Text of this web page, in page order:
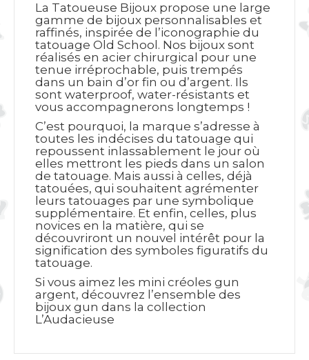
La Tatoueuse Bijoux propose une large
gamme de bijoux personnalisables et
raffinés, inspirée de l’iconographie du
tatouage Old School. Nos bijoux sont
réalisés en acier chirurgical pour une
tenue irréprochable, puis trempés
dans un bain d’or fin ou d’argent. Ils
sont waterproof, water-résistants et
vous accompagnerons longtemps !
C’est pourquoi, la marque s’adresse à
toutes les indécises du tatouage qui
repoussent inlassablement le jour où
elles mettront les pieds dans un salon
de tatouage. Mais aussi à celles, déjà
tatouées, qui souhaitent agrémenter
leurs tatouages par une symbolique
supplémentaire. Et enfin, celles, plus
novices en la matière, qui se
découvriront un nouvel intérêt pour la
signification des symboles figuratifs du
tatouage.
Si vous aimez les mini créoles gun
argent, découvrez l’ensemble des
bijoux gun dans la collection
L’Audacieuse